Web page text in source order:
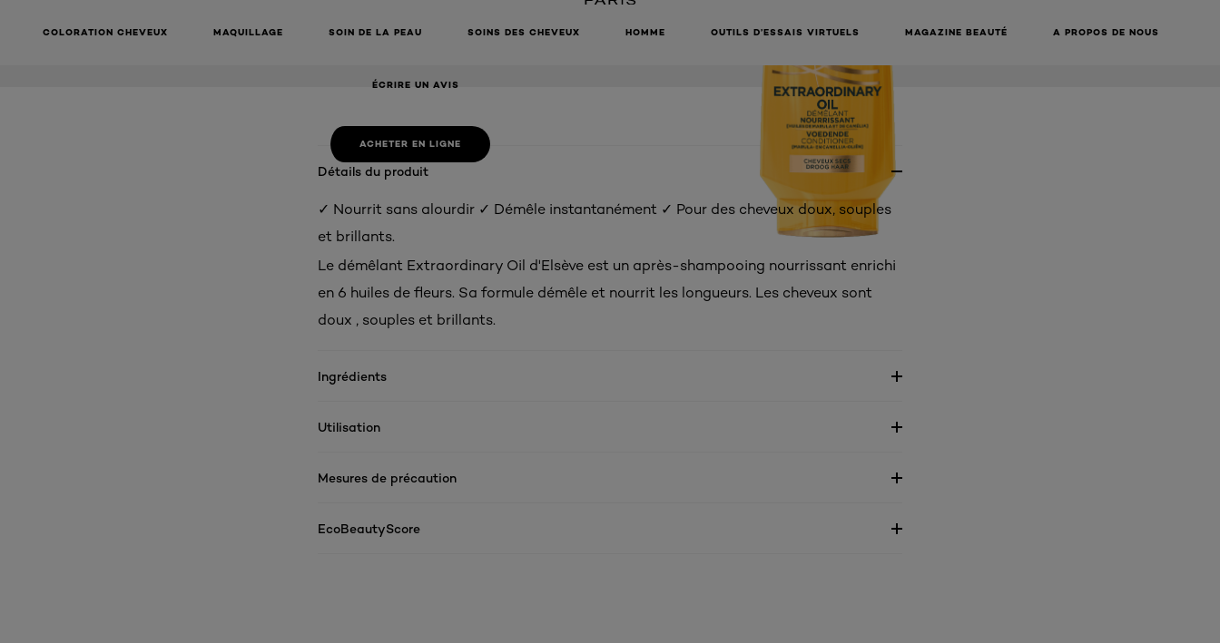
COLORATION CHEVEUX MAQUILLAGE SOIN DE LA PEAU SOINS DES CHEVEUX HOMME OUTILS D’ESSAIS VIRTUELS MAGAZINE BEAUTÉ A PROPOS DE NOUS
EXTRAORDINARY OIL
APRÈS-SHAMPOOING
ÉCRIRE UN AVIS
ACHETER EN LIGNE
Détails du produit
✓ Nourrit sans alourdir ✓ Démêle instantanément ✓ Pour des cheveux doux, souples
et brillants.
Le démêlant Extraordinary Oil d'Elsève est un après-shampooing nourrissant enrichi
en 6 huiles de fleurs. Sa formule démêle et nourrit les longueurs. Les cheveux sont
doux , souples et brillants.
Ingrédients
Utilisation
Mesures de précaution
EcoBeautyScore